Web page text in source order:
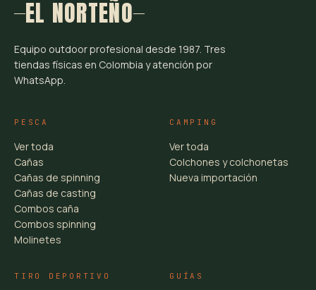
EL NORTEÑO
Equipo outdoor profesional desde 1987. Tres
tiendas físicas en Colombia y atención por
WhatsApp.
PESCA
Ver toda
Cañas
Cañas de spinning
Cañas de casting
Combos caña
Combos spinning
Molinetes
CAMPING
Ver toda
Colchones y colchonetas
Nueva importación
TIRO DEPORTIVO GUÍAS